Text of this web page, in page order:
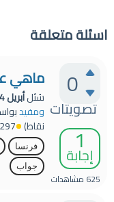
اسئلة متعلقة
0
تصويتات
1
إجابة
625 مشاهدات
ماهي
سُئلأبريل 4، 2024
ومفيد
نقاط) 297
فرنسا
جواب